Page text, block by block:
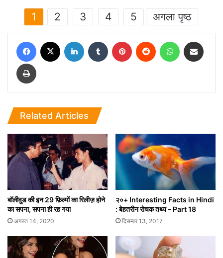
1 2 3 4 5 अगला पृष्ठ
Facebook LinkedIn Tumblr Pinterest Reddit WhatsApp
Print
Related Articles
बॉलीवुड की इन 29 फ़िल्मों का रिलीज़ होने
का सपना, सपना ही रह गया
अगस्त 14, 2020
२०+ Interesting Facts in Hindi
: बेहतरीन रोचक तथ्य – Part 18
दिसम्बर 13, 2017